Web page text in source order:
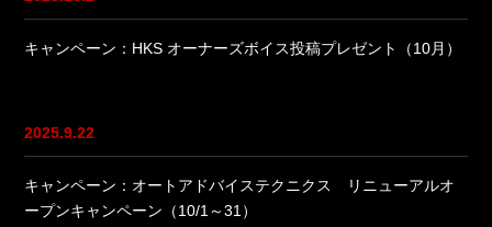
キャンペーン：HKS オーナーズボイス投稿プレゼント（10月）
2025.9.22
キャンペーン：オートアドバイステクニクス リニューアルオ
ープンキャンペーン（10/1～31）